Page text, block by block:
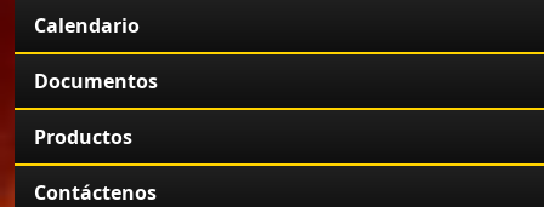
Calendario
Documentos
Productos
Contáctenos